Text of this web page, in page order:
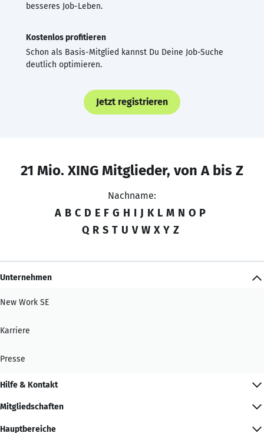
besseres Job-Leben.
Kostenlos profitieren
Schon als Basis-Mitglied kannst Du Deine Job-Suche
deutlich optimieren.
Jetzt registrieren
21 Mio. XING Mitglieder, von A bis Z
Nachname:
A B C D E F G H I J K L M N O P
Q R S T U V W X Y Z
Unternehmen
New Work SE
Karriere
Presse
Hilfe & Kontakt
Mitgliedschaften
Hauptbereiche